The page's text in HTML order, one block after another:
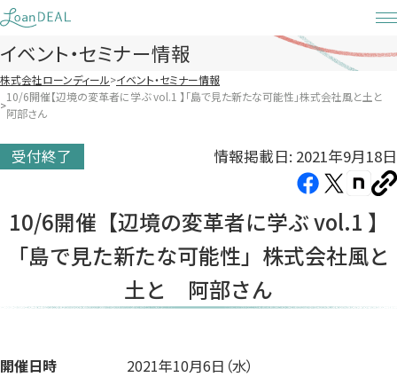
Skip
to
content
イベント・セミナー情報
株式会社ローンディール イベント・セミナー情報
10/6開催【辺境の変革者に学ぶ vol.1 】「島で見た新たな可能性」株式会社風と土と
阿部さん
受付終了
情報掲載日: 2021年9月18日
Facebook（新
い
タ
ブ
X（新
い
タ
ブ
note（新
い
タ
ブ
ー
10/6開催【辺境の変革者に学ぶ vol.1 】
「島で見た新たな可能性」株式会社風と
土と 阿部さん
開催日時 2021年10月6日（水）